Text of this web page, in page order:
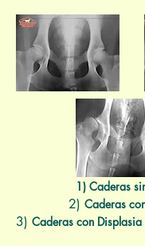
1) Caderas
2)Caderas
3) Caderas con